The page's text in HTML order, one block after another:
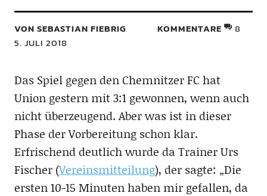
VON SEBASTIAN FIEBRIG
5. JULI 2018
KOMMENTARE 8
Das Spiel gegen den Chemnitzer FC hat
Union gestern mit 3:1 gewonnen, wenn auch
nicht überzeugend. Aber was ist in dieser
Phase der Vorbereitung schon klar.
Erfrischend deutlich wurde da Trainer Urs
Fischer (Vereinsmitteilung), der sagte: „Die
ersten 10-15 Minuten haben mir gefallen, da